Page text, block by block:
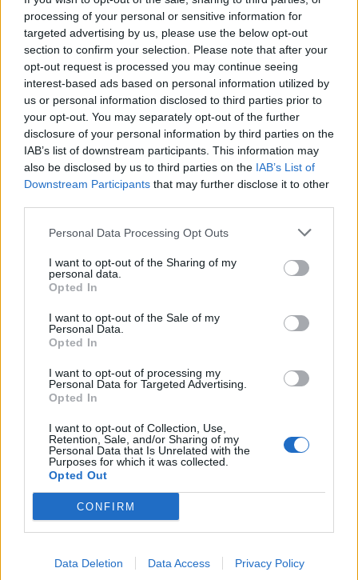
processing of your personal or sensitive information for
targeted advertising by us, please use the below opt-out
section to confirm your selection. Please note that after your
opt-out request is processed you may continue seeing
interest-based ads based on personal information utilized by
us or personal information disclosed to third parties prior to
your opt-out. You may separately opt-out of the further
disclosure of your personal information by third parties on the
IAB’s list of downstream participants. This information may
also be disclosed by us to third parties on the IAB’s List of
Downstream Participants that may further disclose it to other
Personal Data Processing Opt Outs
I want to opt-out of the Sharing of my
personal data.
Opted In
I want to opt-out of the Sale of my
Personal Data.
Opted In
I want to opt-out of processing my
Personal Data for Targeted Advertising.
Opted In
I want to opt-out of Collection, Use,
Retention, Sale, and/or Sharing of my
Personal Data that Is Unrelated with the
Purposes for which it was collected.
Opted Out
CONFIRM
Data Deletion Data Access Privacy Policy
működtek a bankkártyák, terminálok:
rengetegen maradhattak hoppon a boltban
Technikai problémák adódhatnak egyes OTP Bank által
kibocsátott bankkártyák működésében.
megvágták a slágerhitelek kamatait, jól járhat,
aki most lép
Akár több tízezer forintot is megspórolhat az, aki
hitelfelvétel előtt összehasonlítja a bankok ajánlatait.